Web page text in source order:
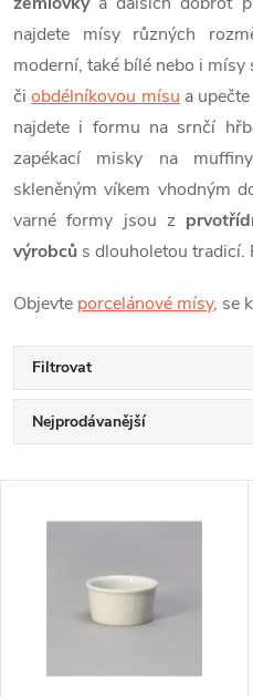
najdete mísy různých
moderní, také bílé nebo i
čiobdélníkovou mísu a
najdete i formu na srnčí
zapékací misky na
skleněným víkem vhodným
varné formy jsou z
výrobců s dlouholetou tradicí.
Objevte porcelánové mísy, se
Filtrovat
Ř
a
Nejprodávanější